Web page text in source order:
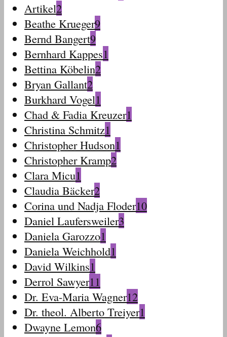
Artikel2
Beathe Krueger9
Bernd Bangert9
Bernhard Kappes1
Bettina Köbelin2
Bryan Gallant2
Burkhard Vogel1
Chad & Fadia Kreuzer1
Christina Schmitz1
Christopher Hudson1
Christopher Kramp2
Clara Micu1
Claudia Bäcker2
Corina und Nadja Floder10
Daniel Laufersweiler3
Daniela Garozzo1
Daniela Weichhold1
David Wilkins1
Derrol Sawyer11
Dr. Eva-Maria Wagner12
Dr. theol. Alberto Treiyer1
Dwayne Lemon6